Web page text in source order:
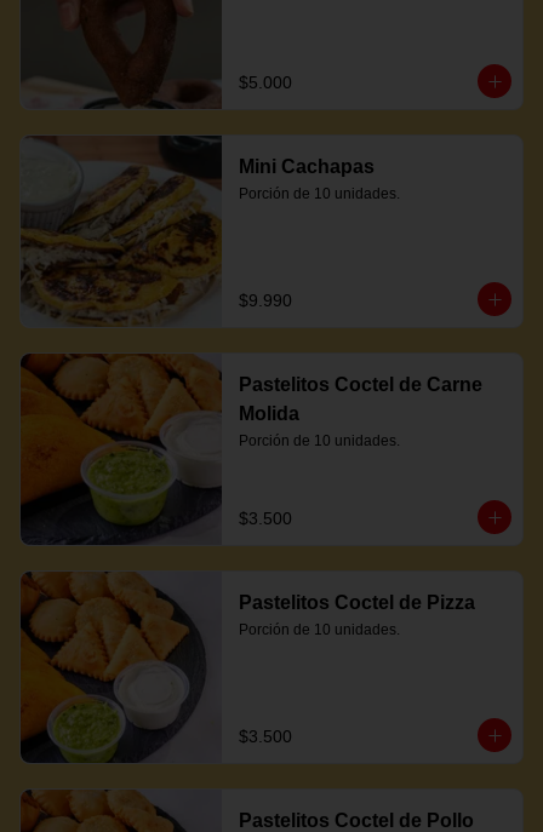
$5.000
Mini Cachapas
Porción de 10 unidades.
$9.990
Pastelitos Coctel de Carne
Molida
Porción de 10 unidades.
$3.500
Pastelitos Coctel de Pizza
Porción de 10 unidades.
$3.500
Pastelitos Coctel de Pollo